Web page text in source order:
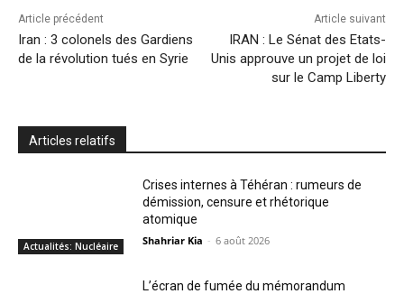
Article précédent
Iran : 3 colonels des Gardiens
de la révolution tués en Syrie
Article suivant
IRAN : Le Sénat des Etats-
Unis approuve un projet de loi
sur le Camp Liberty
Articles relatifs
Actualités: Nucléaire
Crises internes à Téhéran : rumeurs de
démission, censure et rhétorique
atomique
Shahriar Kia - 6 août 2026
L’écran de fumée du mémorandum